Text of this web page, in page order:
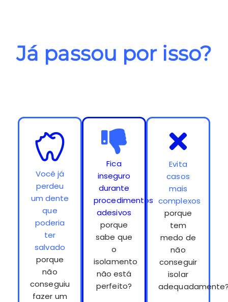
Já passou por isso?
Você já
perdeu
um dente
que
poderia
ter
salvado
porque
não
conseguiu
fazer um
Fica
inseguro
durante
procedimentos
adesivos
porque
sabe que
o
isolamento
não está
perfeito?
Evita
casos
mais
complexos
porque
tem
medo de
não
conseguir
isolar